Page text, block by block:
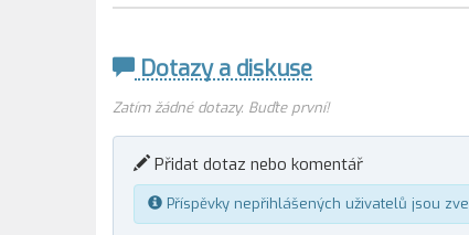
Dotazy a diskuse
Zatím žádné dotazy. Buďte první!
Přidat dotaz nebo komentář
Příspěvky nepřihlášených uživatelů jsou